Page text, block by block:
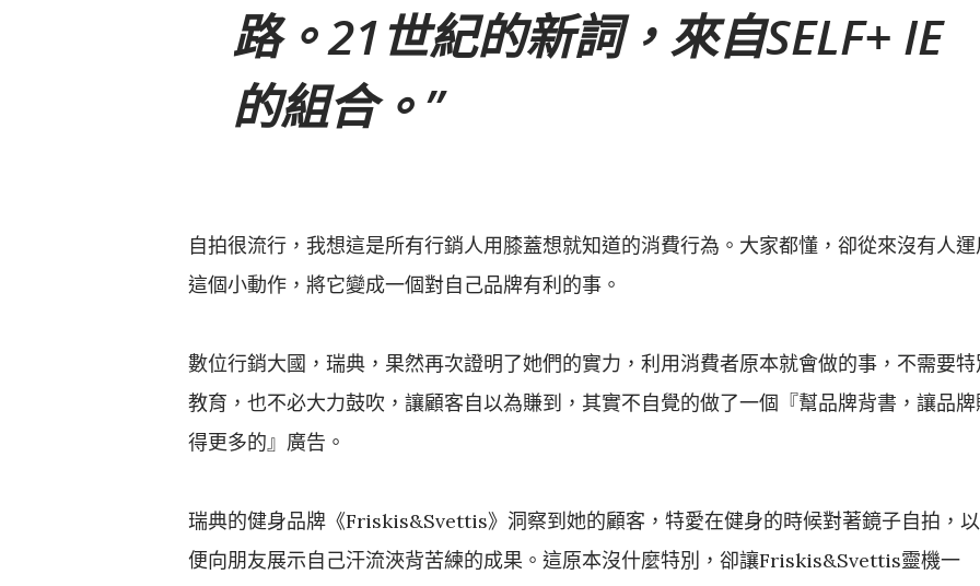
路。21世紀的新詞，來自SELF+ IE
的組合。
自拍很流行，我想這是所有行銷人用膝蓋想就知道的消費行為。大家都懂，卻從來沒有人
這個小動作，將它變成一個對自己品牌有利的事。
數位行銷大國，瑞典，果然再次證明了她們的實力，利用消費者原本就會做的事，不需要
教育，也不必大力鼓吹，讓顧客自以為賺到，其實不自覺的做了一個『幫品牌背書，讓品
得更多的』廣告。
瑞典的健身品牌《Friskis&Svettis》洞察到她的顧客，特愛在健身的時候對著鏡子自拍，以
便向朋友展示自己汗流浹背苦練的成果。這原本沒什麼特別，卻讓Friskis&Svettis靈機一